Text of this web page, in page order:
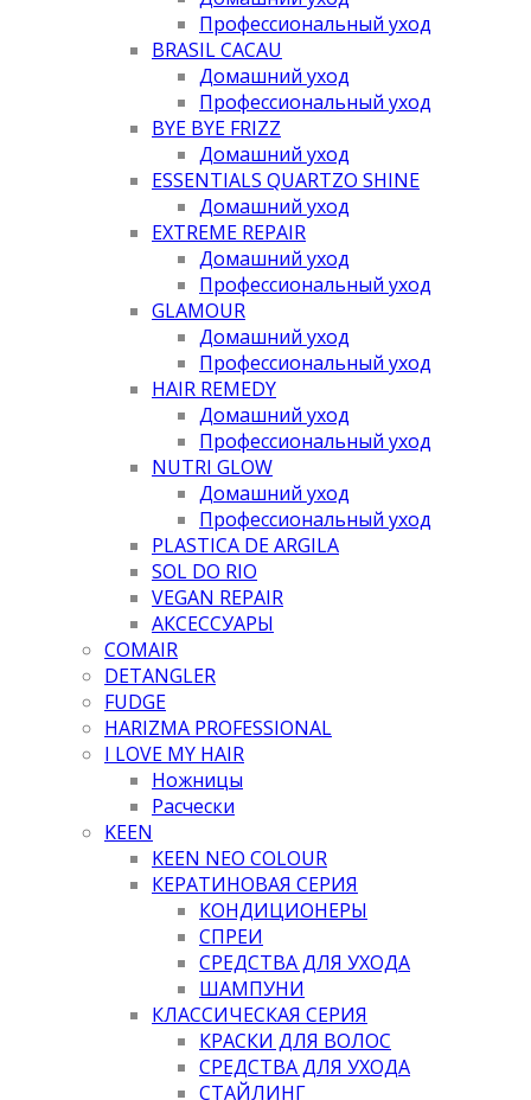
Профессиональный уход
BRASIL CACAU
Домашний уход
Профессиональный уход
BYE BYE FRIZZ
Домашний уход
ESSENTIALS QUARTZO SHINE
Домашний уход
EXTREME REPAIR
Домашний уход
Профессиональный уход
GLAMOUR
Домашний уход
Профессиональный уход
HAIR REMEDY
Домашний уход
Профессиональный уход
NUTRI GLOW
Домашний уход
Профессиональный уход
PLASTICA DE ARGILA
SOL DO RIO
VEGAN REPAIR
АКСЕССУАРЫ
COMAIR
DETANGLER
FUDGE
HARIZMA PROFESSIONAL
I LOVE MY HAIR
Ножницы
Расчески
KEEN
KEEN NEO COLOUR
КЕРАТИНОВАЯ СЕРИЯ
КОНДИЦИОНЕРЫ
СПРЕИ
СРЕДСТВА ДЛЯ УХОДА
ШАМПУНИ
КЛАССИЧЕСКАЯ СЕРИЯ
КРАСКИ ДЛЯ ВОЛОС
СРЕДСТВА ДЛЯ УХОДА
СТАЙЛИНГ